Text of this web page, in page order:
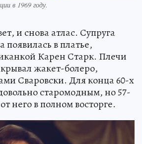
в 1969 году.
и снова атлас. Супруга
в платье,
Карен Старк. Плечи
жакет-болеро,
Сваровски. Для конца 60-х
старомодным, но 57-
него в полном восторге.